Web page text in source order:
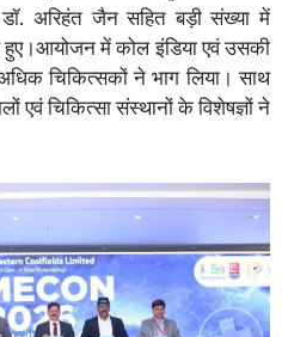
डॉ. अरिहंत जैन सहित बड़ी संख्या में
हुए।आयोजन में कोल इंडिया एवं उसकी
चिकित्सकों ने भाग लिया। साथ
एवं चिकित्सा संस्थानों के विशेषज्ञों ने